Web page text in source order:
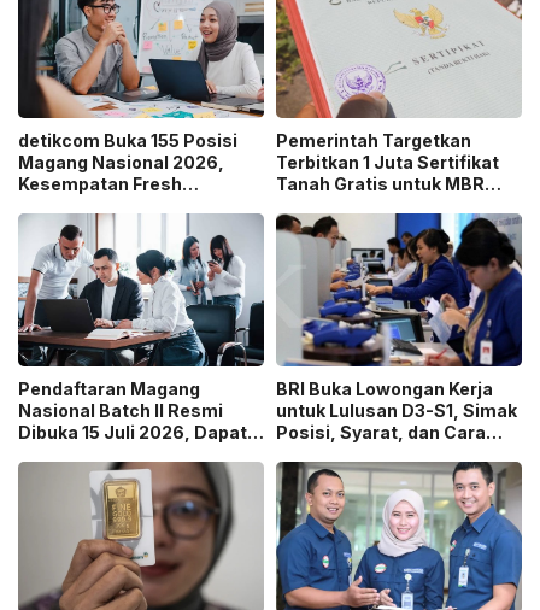
detikcom Buka 155 Posisi
Magang Nasional 2026,
Kesempatan Fresh
Media Digital!
Pemerintah Targetkan
Terbitkan 1 Juta Sertifikat
Tanah Gratis untuk MBR
Pendaftaran Magang
Nasional Batch II Resmi
Dibuka 15 Juli 2026, Dapat
BRI Buka Lowongan Kerja
untuk Lulusan D3-S1, Simak
Posisi, Syarat, dan Cara